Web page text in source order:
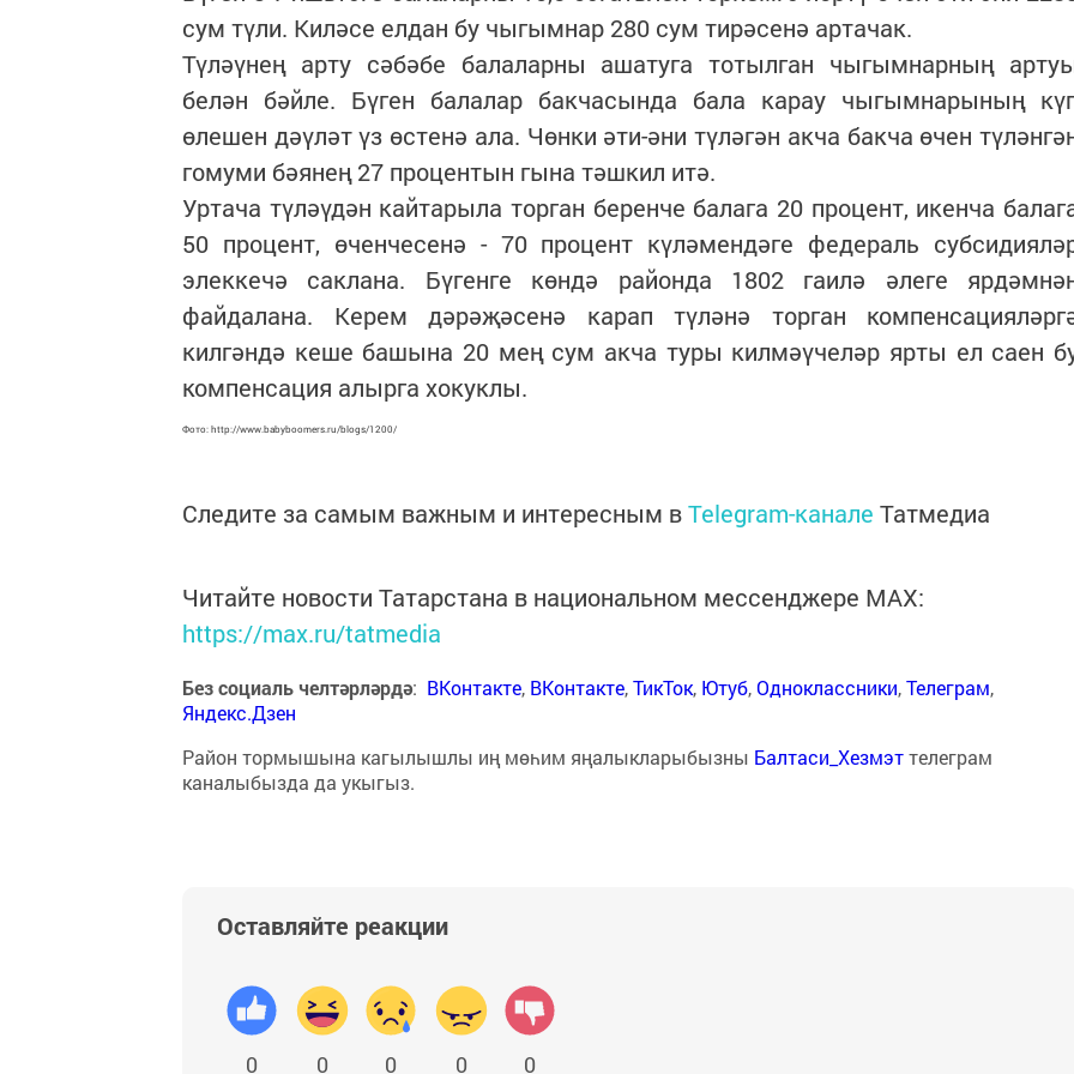
сум түли. Киләсе елдан бу чыгымнар 280 сум тирәсенә артачак.
Түләүнең арту сәбәбе балаларны ашатуга тотылган чыгымнарның
белән бәйле. Бүген балалар бакчасында бала карау чыгымнарының
өлешен дәүләт үз өстенә ала. Чөнки әти-әни түләгән акча бакча өчен
гомуми бәянең 27 процентын гына тәшкил итә.
Уртача түләүдән кайтарыла торган беренче балага 20 процент, икенча
50 процент, өченчесенә - 70 процент күләмендәге федераль
элеккечә саклана. Бүгенге көндә районда 1802 гаилә әлеге
файдалана. Керем дәрәҗәсенә карап түләнә торган
килгәндә кеше башына 20 мең сум акча туры килмәүчеләр ярты ел саен
компенсация алырга хокуклы.
Фото: http://www.babyboomers.ru/blogs/1200/
Следите за самым важным и интересным вTelegram-канале Татмедиа
Читайте новости Татарстана в национальном мессенджере MАХ:
https://max.ru/tatmedia
Без социаль челтәрләрдә: ВКонтакте, ВКонтакте,ТикТок, Ютуб,Одноклассники,Телеграм,
Яндекс.Дзен
Район тормышына кагылышлы иң мөһим яңалыкларыбызны Балтаси_Хезмэттелеграм
каналыбызда да укыгыз.
Оставляйте реакции
0 0 0 0 0